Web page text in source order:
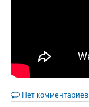
Нет комментариев